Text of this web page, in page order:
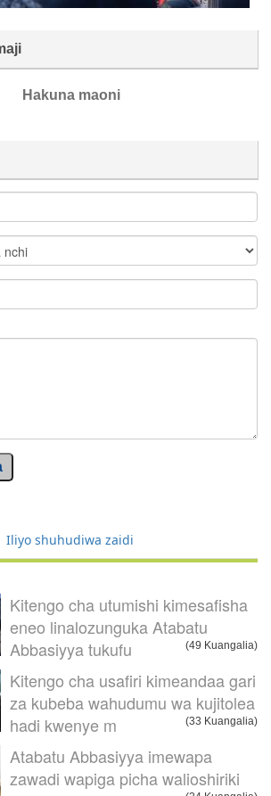
Hakuna maoni
Iliyo shuhudiwa zaidi
Kitengo cha utumishi kimesafisha
eneo linalozunguka Atabatu
Abbasiyya tukufu
(49 Kuangalia)
Kitengo cha usafiri kimeandaa gari
za kubeba wahudumu wa kujitolea
hadi kwenye m
(33 Kuangalia)
Atabatu Abbasiyya imewapa
zawadi wapiga picha walioshiriki